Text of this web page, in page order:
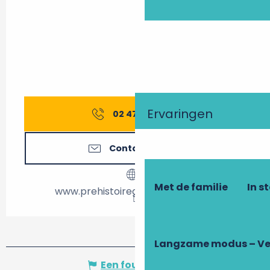
Ervaringen
Met de familie In
Langzame modus –
02 47 94 90▒▒
Contacteer ons
www.prehistoiregrandpressigny.fr
Een fout melden